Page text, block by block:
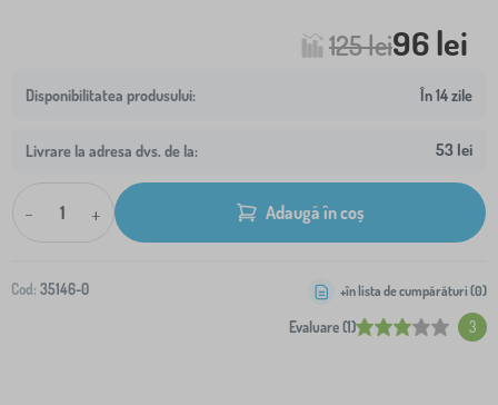
125 lei96 lei
În 14 zile
Livrare la adresa dvs. de la: 53 lei
- + Adaugă în coș
Cod: 35146-0
Evaluare (1) 3
+în lista de cumpărături (0)